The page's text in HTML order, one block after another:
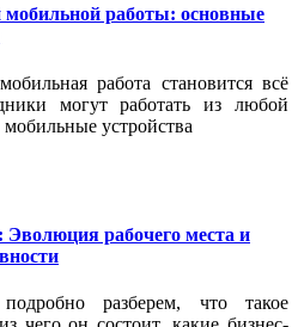
работы: основные
работа становится всё
могут работать из любой
устройства
рабочего места и
разберем, что такое